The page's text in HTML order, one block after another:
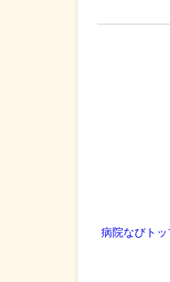
病院なびトッ